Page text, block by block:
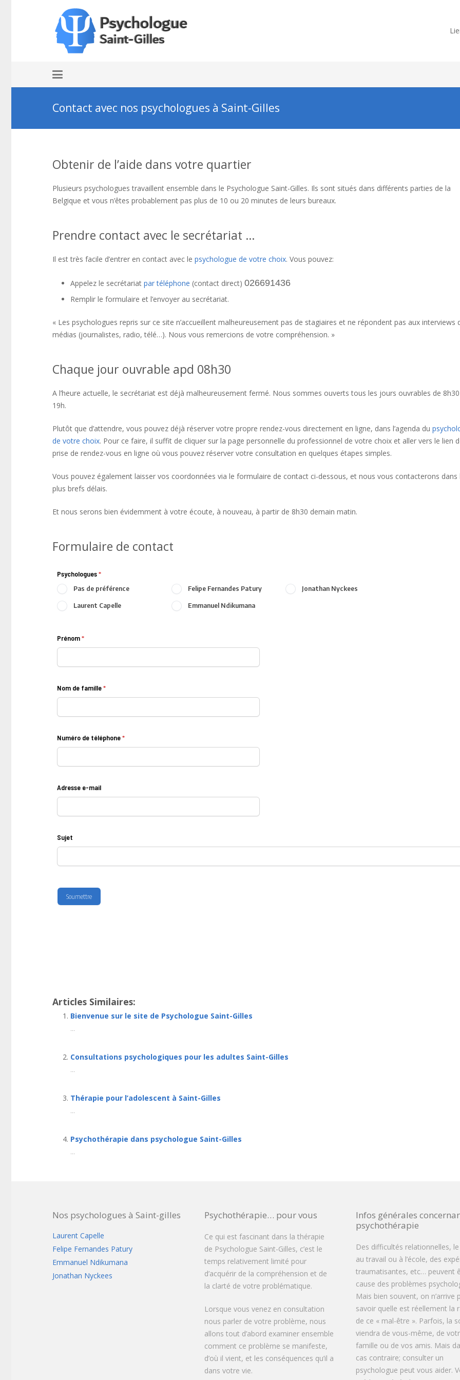
Contact avec nos psychologues à Saint-Gilles
Obtenir de l’aide dans votre quartier
Plusieurs psychologues travaillent ensemble dans le Psychologue Saint-Gilles. Ils sont situés dans différents parties de la
Belgique et vous n’êtes probablement pas plus de 10 ou 20 minutes de leurs bureaux.
Prendre contact avec le secrétariat …
Il est très facile d’entrer en contact avec le psychologue de votre choix. Vous pouvez:
Appelez le secrétariat par téléphone (contact direct) 026691436
Remplir le formulaire et l’envoyer au secrétariat.
« Les psychologues repris sur ce site n’accueillent malheureusement pas de stagiaires et ne répondent pas aux interviews
médias (journalistes, radio, télé…). Nous vous remercions de votre compréhension. »
Chaque jour ouvrable apd 08h30
A l’heure actuelle, le secrétariat est déjà malheureusement fermé. Nous sommes ouverts tous les jours ouvrables de
19h.
Plutôt que d’attendre, vous pouvez déjà réserver votre propre rendez-vous directement en ligne, dans l’agenda du
de votre choix. Pour ce faire, il suffit de cliquer sur la page personnelle du professionnel de votre choix et aller vers le lien
prise de rendez-vous en ligne où vous pouvez réserver votre consultation en quelques étapes simples.
Vous pouvez également laisser vos coordonnées via le formulaire de contact ci-dessous, et nous vous contacterons dans
plus brefs délais.
Et nous serons bien évidemment à votre écoute, à nouveau, à partir de 8h30 demain matin.
Formulaire de contact
Articles Similaires:
Bienvenue sur le site de Psychologue Saint-Gilles
...
Consultations psychologiques pour les adultes Saint-Gilles
...
Thérapie pour l’adolescent à Saint-Gilles
...
Psychothérapie dans psychologue Saint-Gilles
...
Nos psychologues à Saint-gilles
Laurent Capelle
Felipe Fernandes Patury
Emmanuel Ndikumana
Jonathan Nyckees
Psychothérapie… pour vous
Ce qui est fascinant dans la thérapie
de Psychologue Saint-Gilles, c’est le
temps relativement limité pour
d’acquérir de la compréhension et de
la clarté de votre problématique.
Lorsque vous venez en consultation
nous parler de votre problème, nous
allons tout d’abord examiner ensemble
comment ce problème se manifeste,
d’où il vient, et les conséquences qu’il a
dans votre vie.
Infos générales
psychothérapie
Des difficultés relationnelles,
au travail ou à l’école, des
traumatisantes, etc… peuvent
cause des problèmes
Mais bien souvent, on n’arrive
savoir quelle est réellement la
de ce « mal-être ». Parfois, la
viendra de vous-même, de
famille ou de vos amis. Mais
cas contraire; consulter un
psychologue peut vous aider.